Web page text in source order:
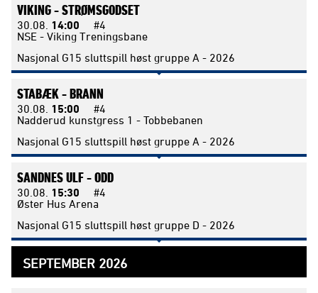
VIKING -STRØMSGODSET
30.08. 14:00
#4
NSE - Viking Treningsbane
Nasjonal G15 sluttspill høst gruppe A - 2026
STABÆK -BRANN
30.08. 15:00
#4
Nadderud kunstgress 1 - Tobbebanen
Nasjonal G15 sluttspill høst gruppe A - 2026
SANDNES ULF -ODD
30.08. 15:30
#4
Øster Hus Arena
Nasjonal G15 sluttspill høst gruppe D - 2026
SEPTEMBER 2026